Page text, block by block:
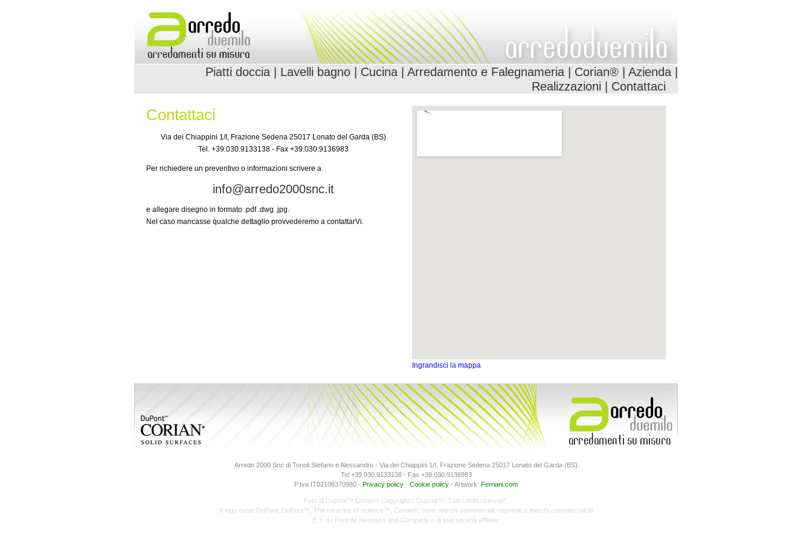
Piatti doccia Lavelli bagno Cucina Arredamento e Falegnameria Corian® Azienda
Realizzazioni
Contattaci
Contattaci
Via dei Chiappini 1/I, Frazione Sedena 25017 Lonato del Garda (BS)
Tel. +39.030.9133138 - Fax +39.030.9136983
Per richiedere un preventivo o informazioni scrivere a
info@arredo2000snc.it
e allegare disegno in formato .pdf .dwg .jpg.
Nel caso mancasse qualche dettaglio provvederemo a contattarVi.
Ingrandisci la mappa
Arredo 2000 Snc di Tonoli Stefano e Alessandro - Via dei Chiappini 1/I, Frazione Sedena 25017 Lonato del Garda (BS)
Tel +39.030.9133138 - Fax +39.030.9136983
P.Iva IT02106370980 - Privacy policy - Cookie policy - Artwork: Ferriani.com
Foto di Dupont™ Corian® Copyright© Dupont™. Tutti i diritti riservati".
Il logo ovale DuPont, DuPont™, The miracles of science™, Corian®, sono marchi commerciali registrati o marchi commerciali di
E. I. du Pont de Nemours and Company o di sue società affiliate.